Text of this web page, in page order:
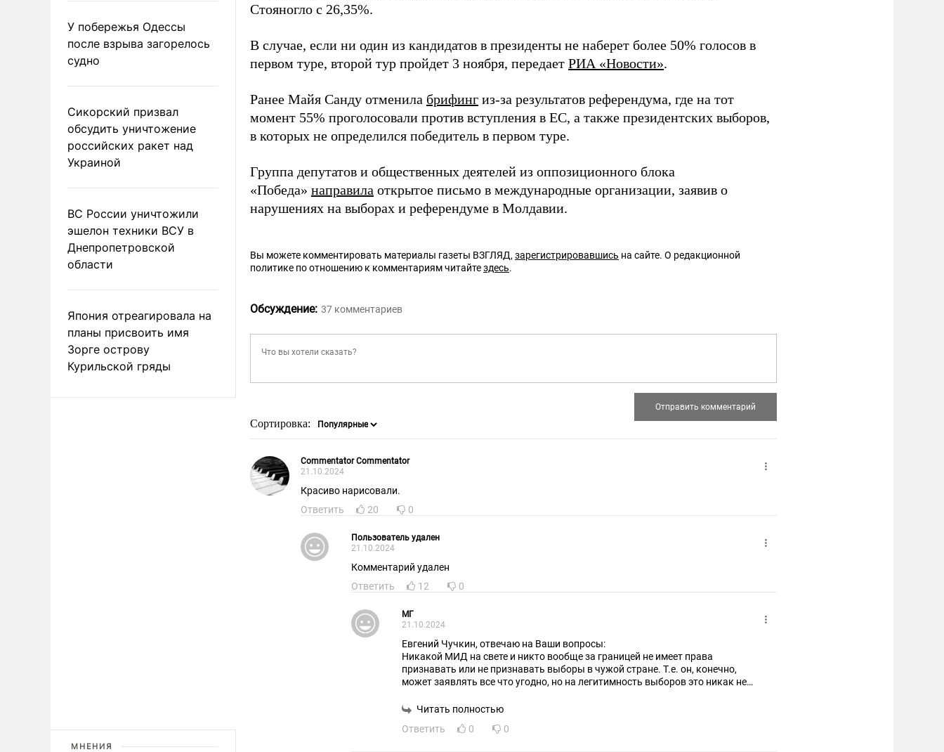
У побережья Одессы
после взрыва загорелось
судно
Сикорский призвал
обсудить уничтожение
российских ракет над
Украиной
ВС России уничтожили
эшелон техники ВСУ в
Днепропетровской
области
Япония отреагировала на
планы присвоить имя
Зорге острову
Курильской гряды
МНЕНИЯ
Стояногло с 26,35%.
В случае, если ни один из кандидатов в президенты не наберет более 50% голосов в
первом туре, второй тур пройдет 3 ноября, передает РИА «Новости».
Ранее Майя Санду отменила брифинг из-за результатов референдума, где на тот
момент 55% проголосовали против вступления в ЕС, а также президентских выборов,
в которых не определился победитель в первом туре.
Группа депутатов и общественных деятелей из оппозиционного блока
«Победа» направила открытое письмо в международные организации, заявив о
нарушениях на выборах и референдуме в Молдавии.
Вы можете комментировать материалы газеты ВЗГЛЯД,зарегистрировавшись на сайте. О редакционной
политике по отношению к комментариям читайтездесь.
Обсуждение: 37 комментариев
Сортировка:
Сommentator Commentator
21.10.2024
Красиво нарисовали.
Ответить
20 0
Пользователь удален
21.10.2024
Комментарий удален
Ответить
12 0
МГ
21.10.2024
Евгений Чучкин, отвечаю на Ваши вопросы:
Никакой МИД на свете и никто вообще за границей не имеет права
признавать или не признавать выборы в чужой стране. Т.е. он, конечно,
может заявлять все что угодно, но на легитимность выборов это никак не
явочным порядком присвоили, но с точки зрения международного права
класть.
Читать полностью
Ответить
0 0